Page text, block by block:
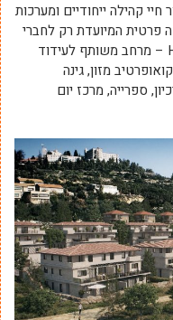
חיי קהילה ייחודיים ומערכות
פרטית המיועדת רק לחברי
הקיבוץ ובני משפחותיהם, חדר אוכל, HUB – מרחב משותף לעידוד
מזון, גינה
ספרייה, מרכז יום